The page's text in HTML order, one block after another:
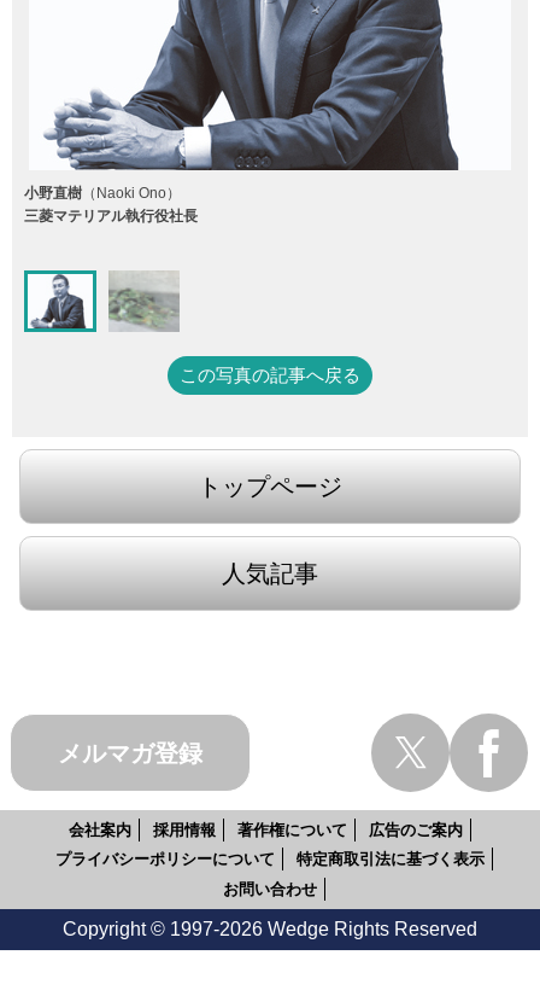
小野直樹 （Naoki Ono）
三菱マテリアル執行役社長
この写真の記事へ戻る
トップページ
人気記事
メルマガ登録
会社案内 採用情報 著作権について
広告のご案内
プライバシーポリシーについて
特定商取引法に基づく表示
お問い合わせ
Copyright © 1997-2026 Wedge Rights Reserved